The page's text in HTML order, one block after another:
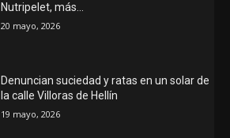
Nutripelet, más…
20 mayo, 2026
Denuncian suciedad y ratas en un solar de
la calle Villoras de Hellín
19 mayo, 2026